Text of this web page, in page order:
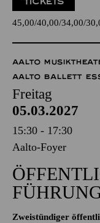
19:00
45,00 40,00 34,00
AALTO
AALTO BALLETT
Freitag
05.03.2027
15:30 - 17:30
Aalto-Foyer